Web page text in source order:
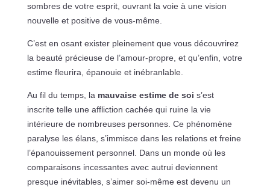
sombres de votre esprit, ouvrant la voie à une vision
nouvelle et positive de vous-même.
C’est en osant exister pleinement que vous découvrirez
la beauté précieuse de l’amour-propre, et qu’enfin, votre
estime fleurira, épanouie et inébranlable.
Au fil du temps, la mauvaise estime de soi s’est
inscrite telle une affliction cachée qui ruine la vie
intérieure de nombreuses personnes. Ce phénomène
paralyse les élans, s’immisce dans les relations et freine
l’épanouissement personnel. Dans un monde où les
comparaisons incessantes avec autrui deviennent
presque inévitables, s’aimer soi-même est devenu un